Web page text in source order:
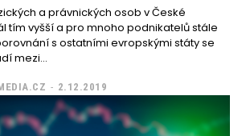
a právnických osob v České
tím vyšší a pro mnoho podnikatelů stále
s ostatními evropskými státy se
mezi...
- 2.12.2019